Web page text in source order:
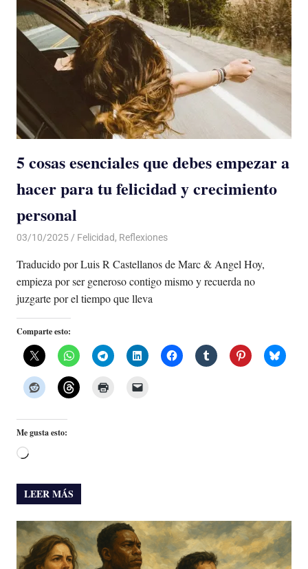
5 cosas esenciales que debes empezar a
hacer para tu felicidad y crecimiento
personal
03/10/2025 De todo un Poco
Felicidad, Reflexiones
Traducido por Luis R Castellanos de Marc & Angel Hoy,
empieza por ser generoso contigo mismo y recuerda no
juzgarte por el tiempo que lleva
Comparte esto:
Me gusta esto:
Cargando...
LEER MÁS